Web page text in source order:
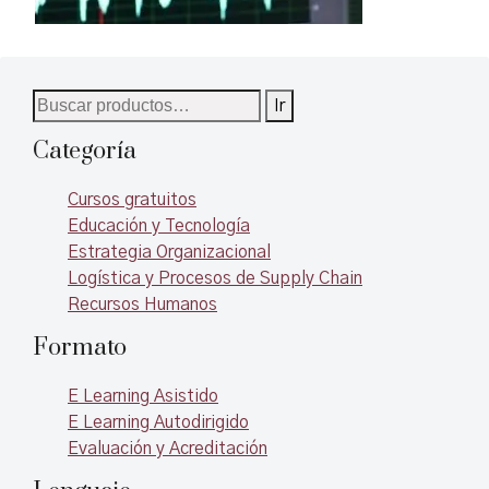
música, efectos y contenidos que
servicios disponibles, bien sea
o con planes de pago. Y desde
los dispositivos hoy en día.
pistas de audio, artículos, clases,
música, composiciones, noticias,
novedades y una gran diversidad de
computador.
Buscar
por:
Ir
Categoría
Cursos gratuitos
Educación y Tecnología
Estrategia Organizacional
Logística y Procesos de Supply Chain
Recursos Humanos
Formato
E Learning Asistido
E Learning Autodirigido
Evaluación y Acreditación